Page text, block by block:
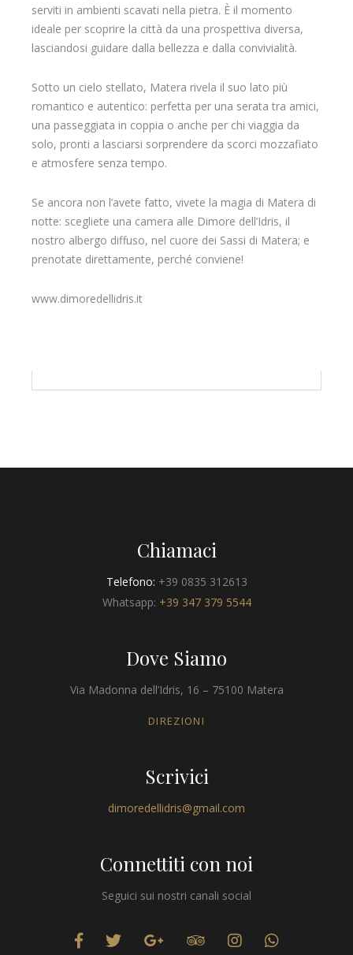
serviti in ambienti scavati nella pietra. È il momento
ideale per scoprire la città da una prospettiva diversa,
lasciandosi guidare dalla bellezza e dalla convivialità.
Sotto un cielo stellato, Matera rivela il suo lato più
romantico e autentico: perfetta per una serata tra amici,
una passeggiata in coppia o anche per chi viaggia da
solo, pronti a lasciarsi sorprendere da scorci mozzafiato
e atmosfere senza tempo.
Se ancora non l’avete fatto, vivete la magia di Matera di
notte: scegliete una camera alle Dimore dell’Idris, il
nostro albergo diffuso, nel cuore dei Sassi di Matera; e
prenotate direttamente, perché conviene!
www.dimoredellidris.it
Chiamaci
Telefono: +39 0835 312613
Whatsapp: +39 347 379 5544
Dove Siamo
Via Madonna dell’Idris, 16 – 75100 Matera
DIREZIONI
Scrivici
dimoredellidris@gmail.com
Connettiti con noi
Seguici sui nostri canali social